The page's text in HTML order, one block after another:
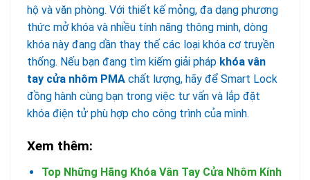
hộ và văn phòng. Với thiết kế mỏng, đa dạng phương
thức mở khóa và nhiều tính năng thông minh, dòng
khóa này đang dần thay thế các loại khóa cơ truyền
thống. Nếu bạn đang tìm kiếm giải pháp khóa vân
tay cửa nhôm PMA chất lượng, hãy để Smart Lock
đồng hành cùng bạn trong việc tư vấn và lắp đặt
khóa điện tử phù hợp cho công trình của mình.
Xem thêm:
Top Những Hãng Khóa Vân Tay Cửa Nhôm Kính